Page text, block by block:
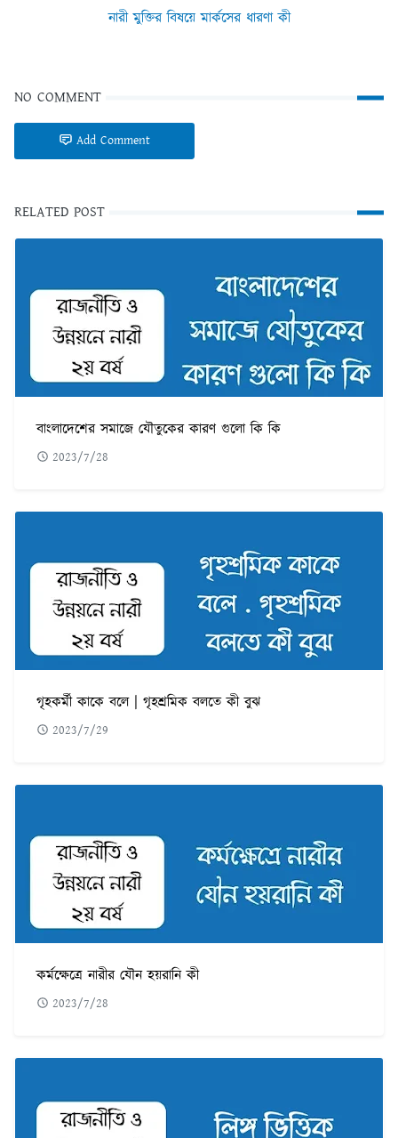
নারী মুক্তির বিষয়ে মার্কসের ধারণা কী
NO COMMENT
Add Comment
RELATED POST
বাংলাদেশের সমাজে যৌতুকের কারণ গুলো কি কি
2023/7/28
গৃহকর্মী কাকে বলে | গৃহশ্রমিক বলতে কী বুঝ
2023/7/29
কর্মক্ষেত্রে নারীর যৌন হয়রানি কী
2023/7/28